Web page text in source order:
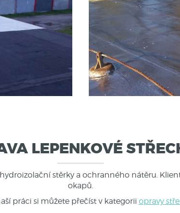
LEPENKOVÉ
stěrky a ochranného nátěru.
okapů.
práci si můžete přečíst v kategorii opravy